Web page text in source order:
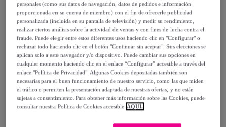
24,99 €
49,98 €
-50%
Vendido porShoes and Blues
personales (como sus datos de navegación, datos de pedidos e información
proporcionada en su cuenta de miembro) con el fin de ofrecerle publicidad
personalizada (incluida en su pantalla de televisión) y medir su rendimiento,
realizar ciertos análisis sobre la actividad de ventas y con fines de lucha contra el
fraude. Puede elegir entre estos diferentes usos haciendo clic en "Configurar" o
rechazar todo haciendo clic en el botón "Continuar sin aceptar". Sus elecciones se
aplican solo a este navegador y/o dispositivo. Puede cambiar sus opciones en
cualquier momento haciendo clic en el enlace “Configurar” accesible a través del
enlace "Política de Privacidad". Algunas Cookies depositadas también son
necesarias para el buen funcionamiento de nuestro servicio, como las que miden
el tráfico o permiten la presentación adaptada de nuestras ofertas, y no están
sujetas a consentimiento. Para obtener más información sobre las Cookies, puede
consultar nuestra Política de Cookies accesible AQUÍ.